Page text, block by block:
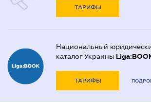
ТАРИФЫ
Национальный
каталог Украины
ТАРИФЫ